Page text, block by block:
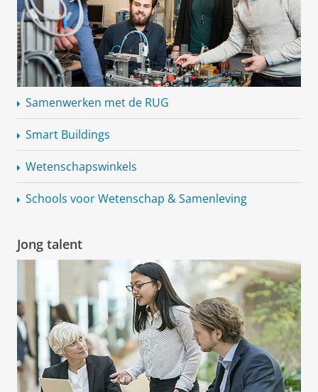
Samenwerken met de RUG
Smart Buildings
Wetenschapswinkels
Schools voor Wetenschap & Samenleving
Jong talent